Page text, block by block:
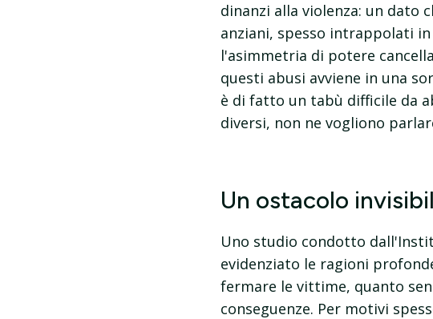
dinanzi alla violenza: un dato
anziani, spesso intrappolati
l'asimmetria di potere
questi abusi avviene in una
è di fatto un tabù difficile da
diversi, non ne vogliono
Un ostacolo
Uno studio condotto
evidenziato le ragioni
fermare le vittime, quanto
conseguenze. Per motivi